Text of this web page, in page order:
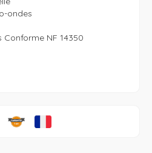
ondes
NF 14350